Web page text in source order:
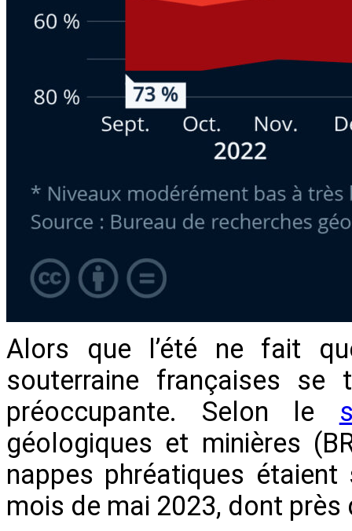
Alors que l’été ne fait
souterraine françaises se
préoccupante. Selon le
géologiques et minières
nappes phréatiques
mois de mai 2023, dont près